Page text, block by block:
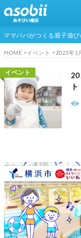
ママパパがつくる親子遊
HOME イベント
イベント